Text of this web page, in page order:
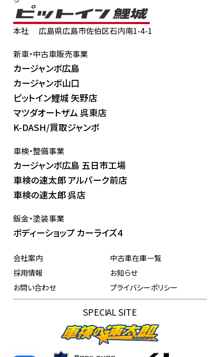
本社
広島県広島市佐伯区石内南1-4-1
新車・中古車販売事業
カージャンボ広島
カージャンボ山口
ピットイン鯉城 矢野店
マツダオートザム 呉東店
K-DASH/買取ジャンボ
車検・整備事業
カージャンボ広島 五日市工場
車検の速太郎 アルパーク前店
車検の速太郎 呉店
鈑金・塗装事業
ボディーショップ カーライズ4
会社案内
中古車在庫一覧
採用情報
お知らせ
お問い合わせ
プライバシーポリシー
SPECIAL SITE